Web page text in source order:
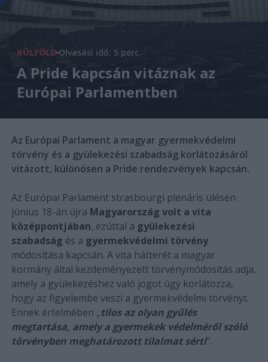
KÜLFÖLD Olvasási idő: 5 perc
A Pride kapcsán vitáznak az
Európai Parlamentben
Az Európai Parlament a magyar gyermekvédelmi
törvény és a gyülekezési szabadság korlátozásáról
vitázott, különösen a Pride rendezvények kapcsán.
Az Európai Parlament strasbourgi plenáris ülésén
június 18-án újra Magyarország volt a vita
középpontjában, ezúttal a gyülekezési
szabadság és a gyermekvédelmi törvény
módosítása kapcsán. A vita hátterét a magyar
kormány által kezdeményezett törvénymódosítás adja,
amely a gyülekezéshez való jogot úgy korlátozza,
hogy az figyelembe veszi a gyermekvédelmi törvényt.
Ennek értelmében „tilos az olyan gyűlés
megtartása, amely a gyermekek védelméről szóló
törvényben meghatározott tilalmat sérti”.